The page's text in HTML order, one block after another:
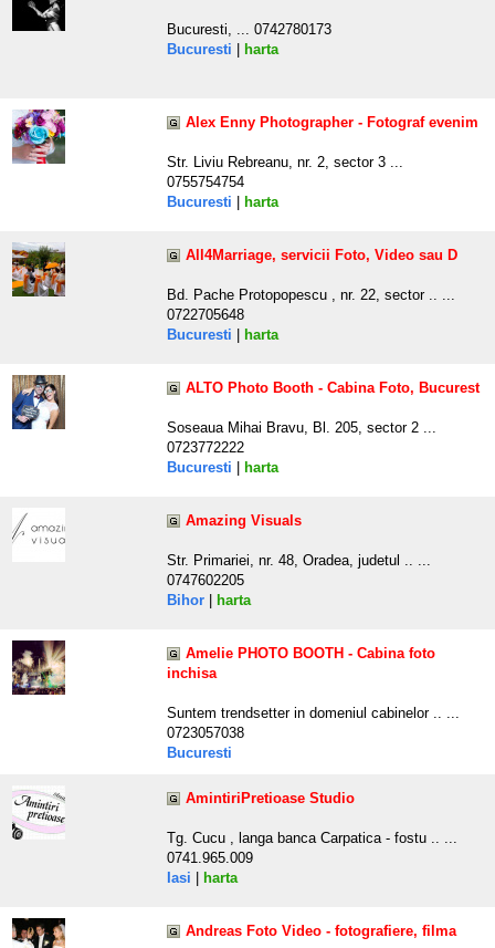
Bucuresti, ... 0742780173
Bucuresti
harta
Alex Enny Photographer - Fotograf evenim
Str. Liviu Rebreanu, nr. 2, sector 3 ...
0755754754
Bucuresti
harta
All4Marriage, servicii Foto, Video sau D
Bd. Pache Protopopescu , nr. 22, sector .. ...
0722705648
Bucuresti
harta
ALTO Photo Booth - Cabina Foto, Bucurest
Soseaua Mihai Bravu, Bl. 205, sector 2 ...
0723772222
Bucuresti
harta
Amazing Visuals
Str. Primariei, nr. 48, Oradea, judetul .. ...
0747602205
Bihor
harta
Amelie PHOTO BOOTH - Cabina foto
inchisa
Suntem trendsetter in domeniul cabinelor .. ...
0723057038
Bucuresti
AmintiriPretioase Studio
Tg. Cucu , langa banca Carpatica - fostu .. ...
0741.965.009
Iasi
harta
Andreas Foto Video - fotografiere, filma